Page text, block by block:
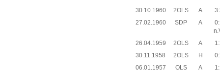
30.10.1960 2OLS A
27.02.1960
SDP A
26.04.1959
2OLS A
30.11.1958
2OLS H
06.01.1957
OLS A